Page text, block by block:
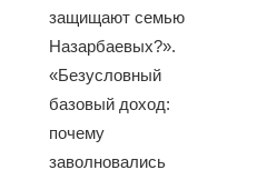
защищают семью
Назарбаевых?».
«Безусловный
базовый доход:
почему
заволновались